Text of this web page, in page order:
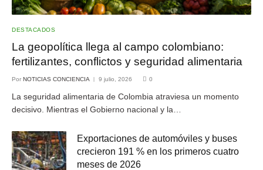
DESTACADOS
La geopolítica llega al campo colombiano:
fertilizantes, conflictos y seguridad alimentaria
Por NOTICIAS CONCIENCIA 9 julio, 2026 0
La seguridad alimentaria de Colombia atraviesa un momento
decisivo. Mientras el Gobierno nacional y la…
Exportaciones de automóviles y buses
crecieron 191 % en los primeros cuatro
meses de 2026